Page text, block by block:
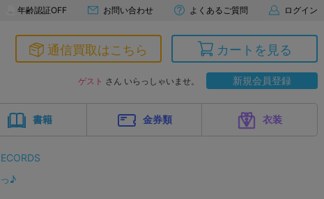
年齢認証OFF お問い合わせ よくあるご質問 ログイン
通信買取はこちら カートを見る
ゲスト さん いらっしゃいませ。 新規会員登録
書籍 金券類 衣装
♪